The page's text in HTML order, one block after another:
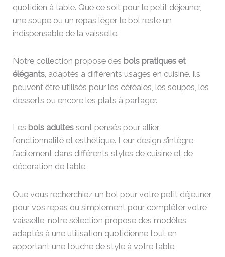
quotidien à table. Que ce soit pour le petit déjeuner,
une soupe ou un repas léger, le bol reste un
indispensable de la vaisselle.
Notre collection propose des bols pratiques et
élégants , adaptés à différents usages en cuisine. Ils
peuvent être utilisés pour les céréales, les soupes, les
desserts ou encore les plats à partager.
Les bols adultes sont pensés pour allier
fonctionnalité et esthétique. Leur design s’intègre
facilement dans différents styles de cuisine et de
décoration de table.
Que vous recherchiez un bol pour votre petit déjeuner,
pour vos repas ou simplement pour compléter votre
vaisselle, notre sélection propose des modèles
adaptés à une utilisation quotidienne tout en
apportant une touche de style à votre table.